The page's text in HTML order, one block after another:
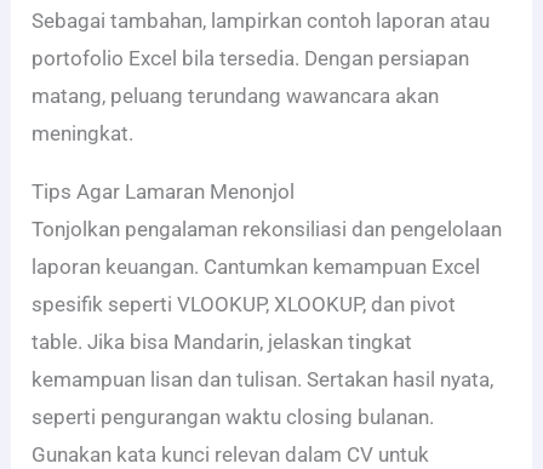
Sebagai tambahan, lampirkan contoh laporan atau
portofolio Excel bila tersedia. Dengan persiapan
matang, peluang terundang wawancara akan
meningkat.
Tips Agar Lamaran Menonjol
Tonjolkan pengalaman rekonsiliasi dan pengelolaan
laporan keuangan. Cantumkan kemampuan Excel
spesifik seperti VLOOKUP, XLOOKUP, dan pivot
table. Jika bisa Mandarin, jelaskan tingkat
kemampuan lisan dan tulisan. Sertakan hasil nyata,
seperti pengurangan waktu closing bulanan.
Gunakan kata kunci relevan dalam CV untuk